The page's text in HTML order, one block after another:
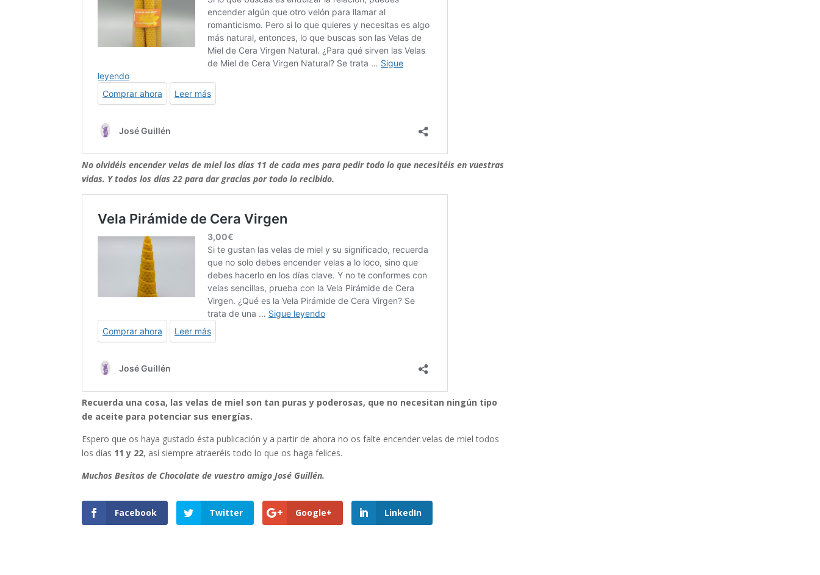
No olvidéis encender velas de miel los días 11 de cada mes para pedir todo lo que necesitéis en vuestras
vidas. Y todos los días 22 para dar gracias por todo lo recibido.
Recuerda una cosa, las velas de miel son tan puras y poderosas, que no necesitan ningún tipo
de aceite para potenciar sus energías.
Espero que os haya gustado ésta publicación y a partir de ahora no os falte encender velas de miel todos
los días 11 y 22, así siempre atraeréis todo lo que os haga felices.
Muchos Besitos de Chocolate de vuestro amigo José Guillén.
Facebook Twitter Google+ LinkedIn